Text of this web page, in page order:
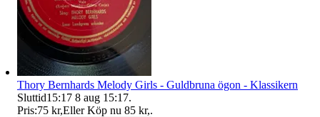
Thory Bernhards Melody Girls - Guldbruna ögon - Klassikern
Sluttid15:17 8 aug 15:17.
Pris:75 kr,Eller Köp nu 85 kr,.